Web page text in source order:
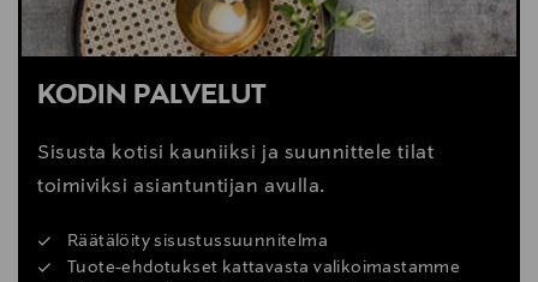
KODIN PALVELUT
Sisusta kotisi kauniiksi ja suunnittele tilat
toimiviksi asiantuntijan avulla.
Räätälöity sisustussuunnitelma
Tuote-ehdotukset kattavasta valikoimastamme